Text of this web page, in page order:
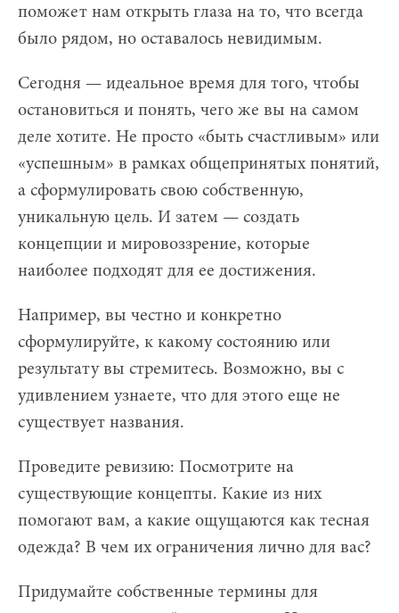
поможет нам открыть глаза на то, что всегда
было рядом, но оставалось невидимым.
Сегодня — идеальное время для того, чтобы
остановиться и понять, чего же вы на самом
деле хотите. Не просто «быть счастливым» или
«успешным» в рамках общепринятых понятий,
а сформулировать свою собственную,
уникальную цель. И затем — создать
концепции и мировоззрение, которые
наиболее подходят для ее достижения.
Например, вы честно и конкретно
сформулируйте, к какому состоянию или
результату вы стремитесь. Возможно, вы с
удивлением узнаете, что для этого еще не
существует названия.
Проведите ревизию: Посмотрите на
существующие концепты. Какие из них
помогают вам, а какие ощущаются как тесная
одежда? В чем их ограничения лично для вас?
Придумайте собственные термины для